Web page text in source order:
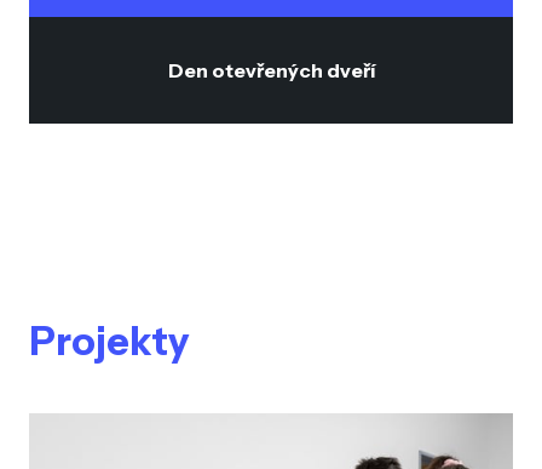
Den otevřených dveří
Projekty